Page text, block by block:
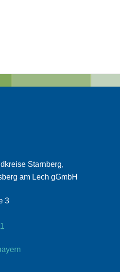
Starnberg,
am Lech gGmbH
3